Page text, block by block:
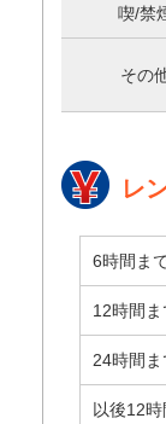
喫/禁
その
レ